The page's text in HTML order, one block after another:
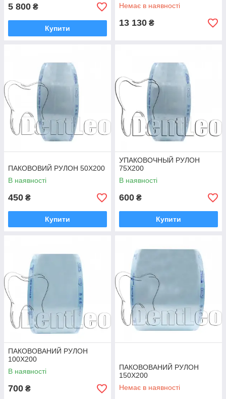
5 800 ₴
Купити
Немає в наявності
13 130 ₴
ПАКОВОВИЙ РУЛОН 50Х200
В наявності
450 ₴
Купити
УПАКОВОЧНЫЙ РУЛОН
75Х200
В наявності
600 ₴
Купити
ПАКОВОВАНИЙ РУЛОН
100Х200
В наявності
700 ₴
ПАКОВОВАНИЙ РУЛОН
150Х200
Немає в наявності